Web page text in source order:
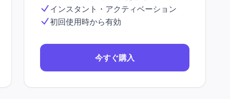
インスタント・アクティベーション
初回使用時から有効
今すぐ購入